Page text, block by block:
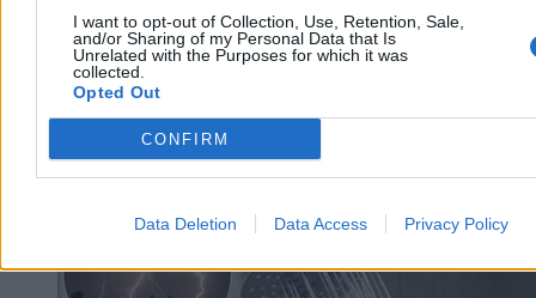
I want to opt-out of Collection, Use, Retention, Sale,
and/or Sharing of my Personal Data that Is
Unrelated with the Purposes for which it was
collected.
Opted Out
CONFIRM
Data Deletion Data Access Privacy Policy
redakcja@zero.pl
Ministerstwo Cyfryzacji
Zobacz również
Nauka